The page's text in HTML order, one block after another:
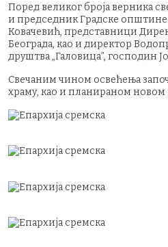
Поред великог броја верника
и председник Градске
Ковачевић, представници
Београда, као и директор
друштва „Галовица”, господин
Свечаним чином освећења
храму, као и планираном новом